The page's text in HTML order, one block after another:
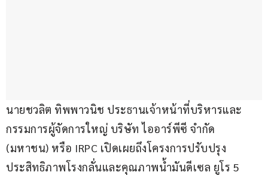
นายชวลิต ทิพพาวนิช ประธานเจ้าหน้าที่บริหารและ
กรรมการผู้จัดการใหญ่ บริษัท ไออาร์พีซี จำกัด
(มหาชน) หรือ IRPC เปิดเผยถึงโครงการปรับปรุง
ประสิทธิภาพโรงกลั่นและคุณภาพน้ำมันดีเซล ยูโร 5